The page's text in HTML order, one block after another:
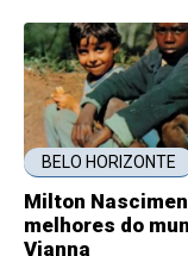
BELO HORIZONTE
Milton
melhores do
Vianna